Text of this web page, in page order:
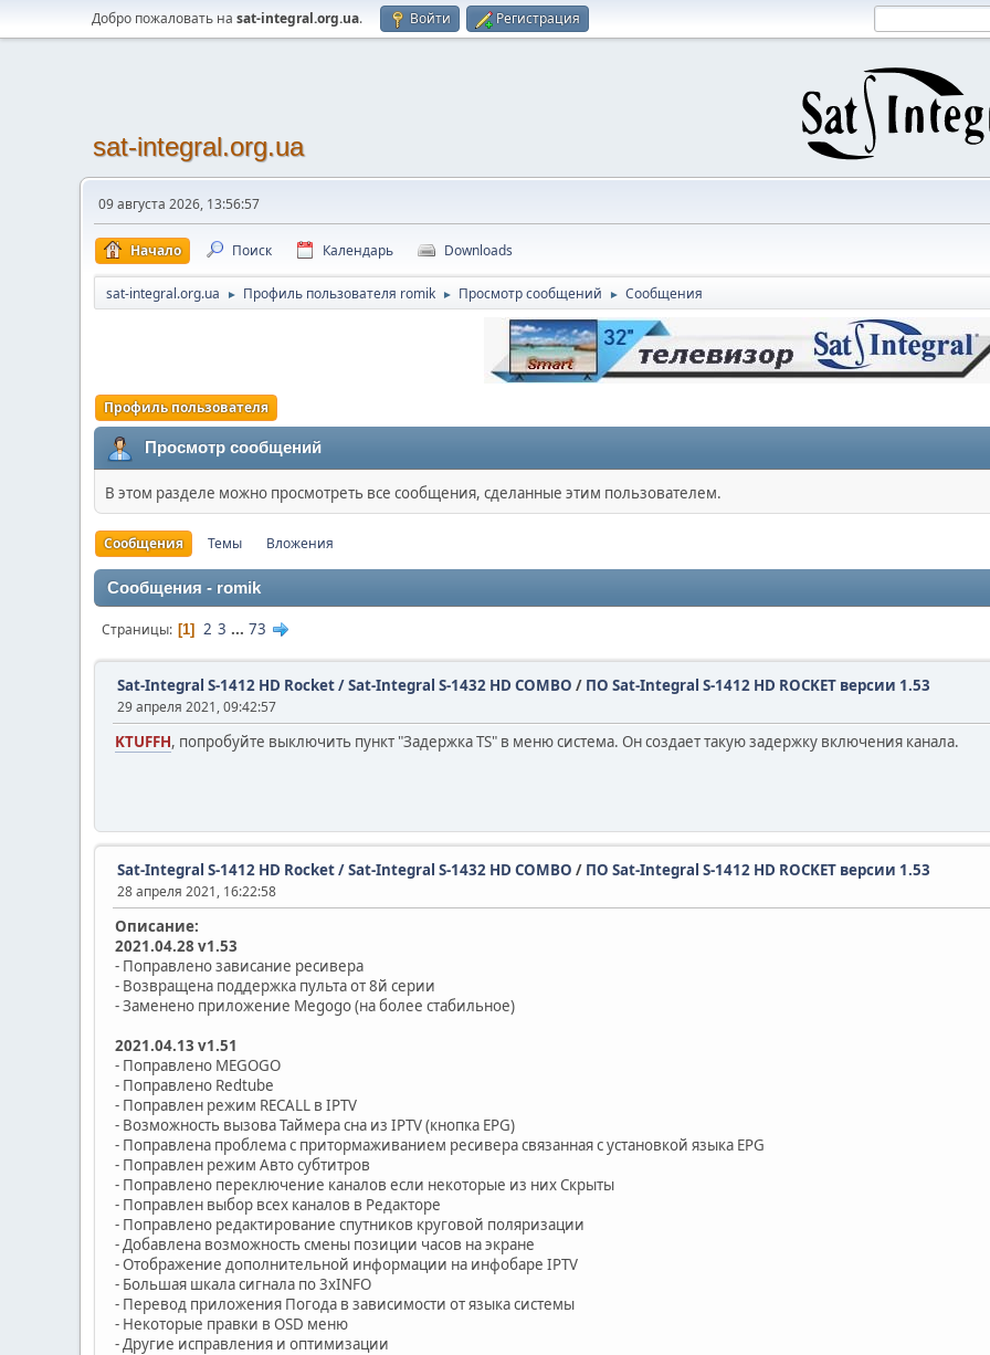
Добро пожаловать на sat-integral.org.ua. Войти Регистрация
sat-integral.org.ua
09 августа 2026, 13:56:57
Начало Поиск Календарь Downloads
sat-integral.org.ua ► Профиль пользователя romik ► Просмотр сообщений ► Сообщения
Профиль пользователя
Просмотр сообщений
В этом разделе можно просмотреть все сообщения, сделанные этим пользователем.
Сообщения Темы Вложения
Сообщения - romik
Страницы 1 2 3 ... 73
Sat-Integral S-1412 HD Rocket / Sat-Integral S-1432 HD COMBO / ПО Sat-Integral S-1412 HD ROCKET версии 1.53
29 апреля 2021, 09:42:57
KTUFFH, попробуйте выключить пункт "Задержка TS" в меню система. Он создает такую задержку включения канала.
Sat-Integral S-1412 HD Rocket / Sat-Integral S-1432 HD COMBO / ПО Sat-Integral S-1412 HD ROCKET версии 1.53
28 апреля 2021, 16:22:58
Описание:
2021.04.28 v1.53
- Поправлено зависание ресивера
- Возвращена поддержка пульта от 8й серии
- Заменено приложение Megogo (на более стабильное)
2021.04.13 v1.51
- Поправлено MEGOGO
- Поправлено Redtube
- Поправлен режим RECALL в IPTV
- Возможность вызова Таймера сна из IPTV (кнопка EPG)
- Поправлена проблема с притормаживанием ресивера связанная с установкой языка EPG
- Поправлен режим Авто субтитров
- Поправлено переключение каналов если некоторые из них Скрыты
- Поправлен выбор всех каналов в Редакторе
- Поправлено редактирование спутников круговой поляризации
- Добавлена возможность смены позиции часов на экране
- Отображение дополнительной информации на инфобаре IPTV
- Большая шкала сигнала по 3хINFO
- Перевод приложения Погода в зависимости от языка системы
- Некоторые правки в OSD меню
- Другие исправления и оптимизации